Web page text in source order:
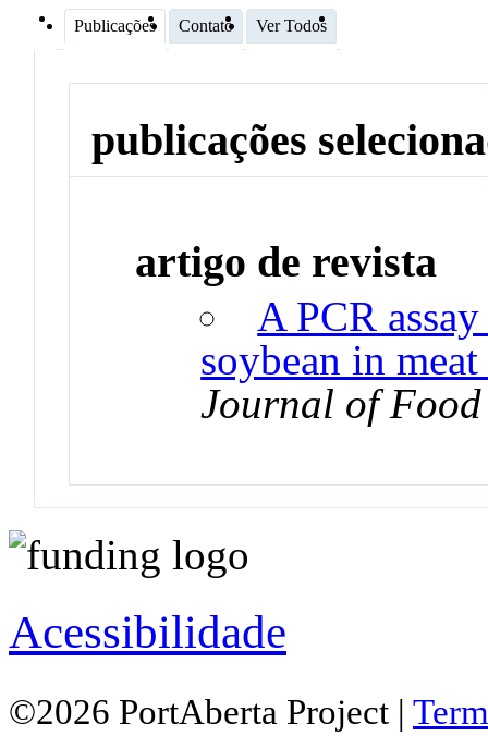
Publicações Contato Ver Todos
publicações
artigo de revista
A PCR
soybean in meat
Journal of Food
Acessibilidade
©2026 PortAberta Project |